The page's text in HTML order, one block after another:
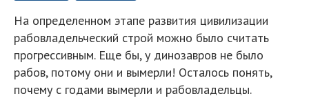
На определенном этапе развития цивилизации
рабовладельческий строй можно было считать
прогрессивным. Еще бы, у динозавров не было
рабов, потому они и вымерли! Осталось понять,
почему с годами вымерли и рабовладельцы.